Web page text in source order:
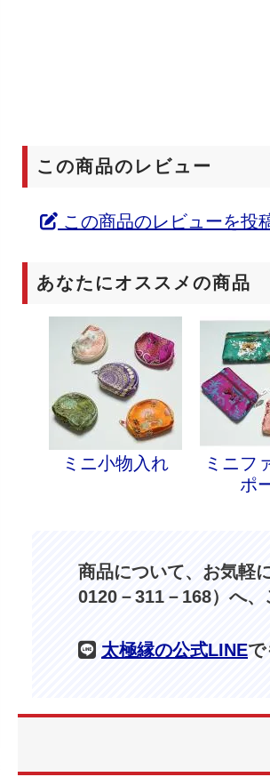
この商品のレビュー
この商品のレビューを投
あなたにオススメの商品
ミニ小物入れ
ミニフ
ポ
商品について、お気軽
0120－311－168）へ、
太極縁の公式LINEで